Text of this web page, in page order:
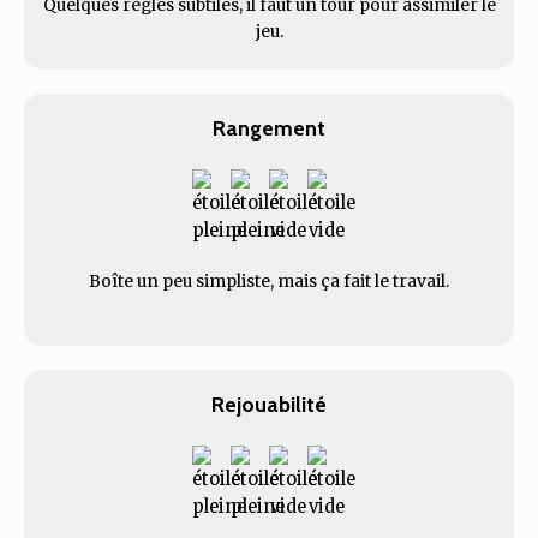
Quelques règles subtiles, il faut un tour pour assimiler le
jeu.
Rangement
Boîte un peu simpliste, mais ça fait le travail.
Rejouabilité